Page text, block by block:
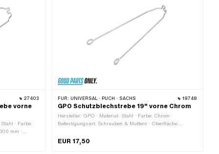
27403
vorne
· Farbe:
mm ·
FÜR: UNIVERSAL · PUCH · SACHS 19748
GPO Schutzblechstrebe 19" vorne Chrom
Hersteller: GPO · Material: Stahl · Farbe: Chrom ·
Befestigungsart: Schrauben & Muttern · Oberfläche:
Anzahl Befestigungspunkte: 4 Stk.
EUR 17,50